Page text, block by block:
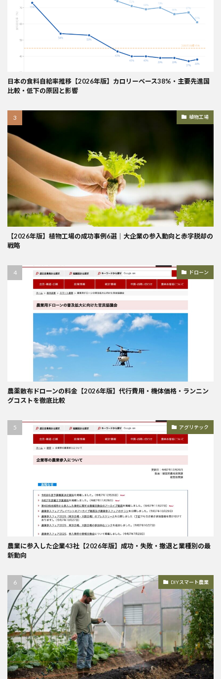
日本の食料自給率推移【2026年版】カロリーベース38%・主要先進国
比較・低下の原因と影響
植物工場
【2026年版】植物工場の成功事例6選｜大企業の参入動向と赤字脱却の
戦略
ドローン
農薬散布ドローンの料金【2026年版】代行費用・機体価格・ランニン
グコストを徹底比較
アグリテック
農業に参入した企業43社【2026年版】成功・失敗・撤退と業種別の最
新動向
DIYスマート農業